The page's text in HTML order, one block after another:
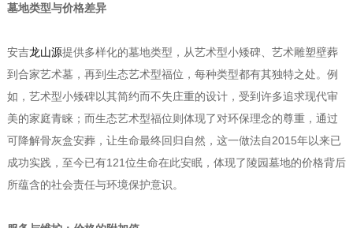
墓地类型与价格差异
安吉龙山源提供多样化的墓地类型，从艺术型小矮碑、艺术雕塑壁葬
到合家艺术墓，再到生态艺术型福位，每种类型都有其独特之处。例
如，艺术型小矮碑以其简约而不失庄重的设计，受到许多追求现代审
美的家庭青睐；而生态艺术型福位则体现了对环保理念的尊重，通过
可降解骨灰盒安葬，让生命最终回归自然，这一做法自2015年以来已
成功实践，至今已有121位生命在此安眠，体现了陵园墓地的价格背后
所蕴含的社会责任与环境保护意识。